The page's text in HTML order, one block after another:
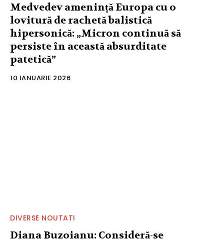
Medvedev amenință Europa cu o
lovitură de rachetă balistică
hipersonică: „Micron continuă să
persiste în această absurditate
patetică”
10 IANUARIE 2026
DIVERSE NOUTATI
Diana Buzoianu: Consideră-se